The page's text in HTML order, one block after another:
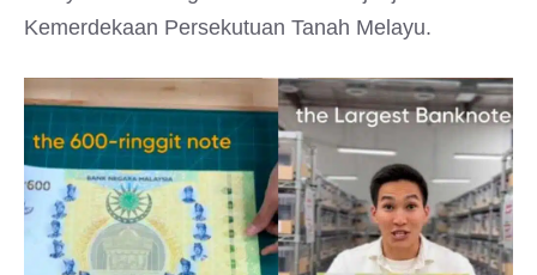
Kemerdekaan Persekutuan Tanah Melayu.